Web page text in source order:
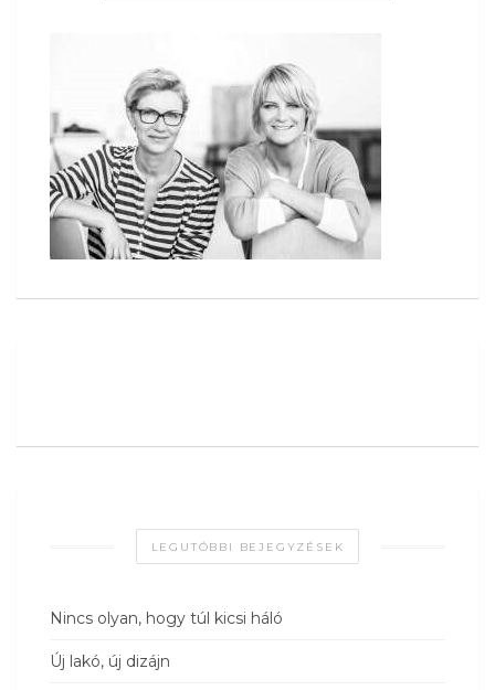
LEGUTÓBBI BEJEGYZÉSEK
Nincs olyan, hogy túl kicsi háló
Új lakó, új dizájn